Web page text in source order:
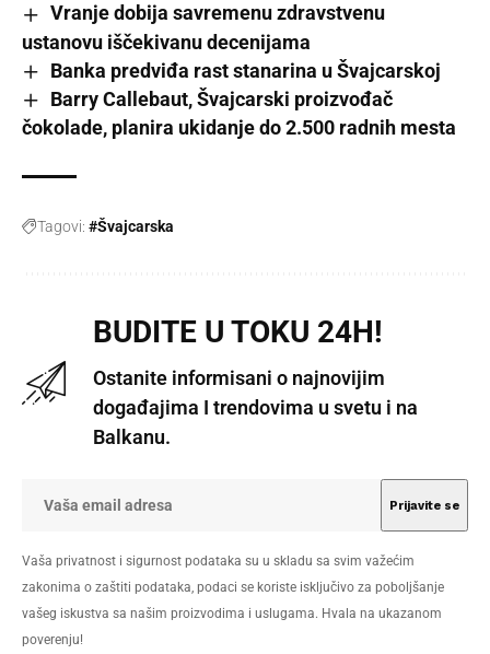
Vranje dobija savremenu zdravstvenu
ustanovu iščekivanu decenijama
Banka predviđa rast stanarina u Švajcarskoj
Barry Callebaut, Švajcarski proizvođač
čokolade, planira ukidanje do 2.500 radnih mesta
Tagovi: #Švajcarska
BUDITE U TOKU 24H!
Ostanite informisani o najnovijim
događajima I trendovima u svetu i na
Balkanu.
Vaša privatnost i sigurnost podataka su u skladu sa svim važećim
zakonima o zaštiti podataka, podaci se koriste isključivo za poboljšanje
vašeg iskustva sa našim proizvodima i uslugama. Hvala na ukazanom
poverenju!